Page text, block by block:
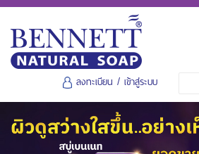
ลงทะเบียน / เข้าสู่ระบบ